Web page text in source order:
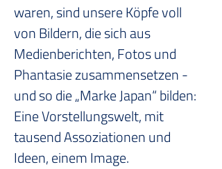
waren, sind unsere Köpfe voll
von Bildern, die sich aus
Medienberichten, Fotos und
Phantasie zusammensetzen -
und so die „Marke Japan“ bilden:
Eine Vorstellungswelt, mit
tausend Assoziationen und
Ideen, einem Image.